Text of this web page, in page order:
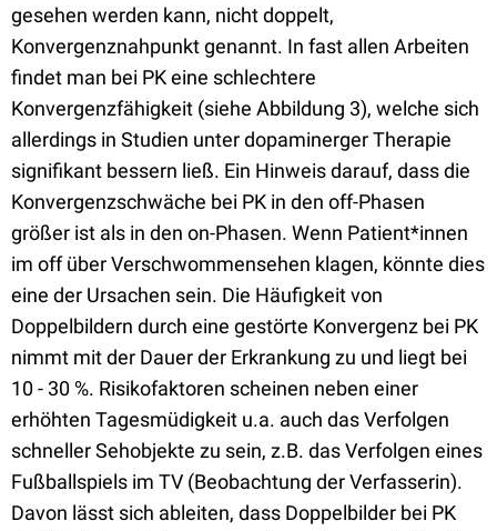
gesehen werden kann, nicht doppelt,
Konvergenznahpunkt genannt. In fast allen Arbeiten
findet man bei PK eine schlechtere
Konvergenzfähigkeit (siehe Abbildung 3), welche sich
allerdings in Studien unter dopaminerger Therapie
signifikant bessern ließ. Ein Hinweis darauf, dass die
Konvergenzschwäche bei PK in den off-Phasen
größer ist als in den on-Phasen. Wenn Patient*innen
im off über Verschwommensehen klagen, könnte dies
eine der Ursachen sein. Die Häufigkeit von
Doppelbildern durch eine gestörte Konvergenz bei PK
nimmt mit der Dauer der Erkrankung zu und liegt bei
10 - 30 %. Risikofaktoren scheinen neben einer
erhöhten Tagesmüdigkeit u.a. auch das Verfolgen
schneller Sehobjekte zu sein, z.B. das Verfolgen eines
Fußballspiels im TV (Beobachtung der Verfasserin).
Davon lässt sich ableiten, dass Doppelbilder bei PK